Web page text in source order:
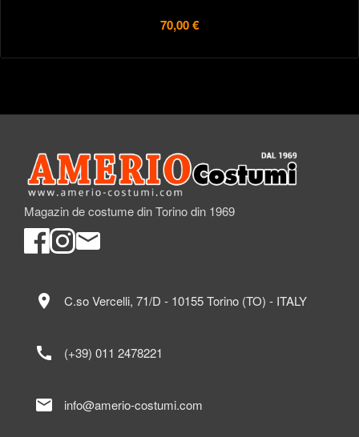
70,00 €
Magazin de costume din Torino din 1969
location_on C.so Vercelli, 71/D - 10155 Torino (TO) - ITALY
call (+39) 011 2478221
mail info@amerio-costumi.com